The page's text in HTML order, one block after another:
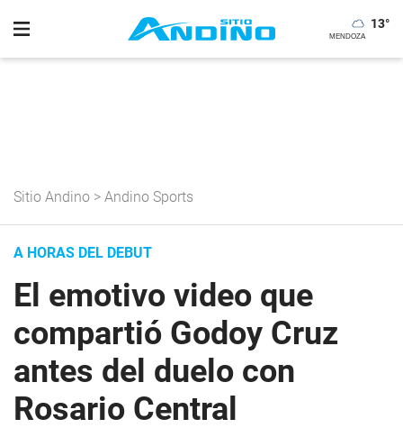
13°
Sitio Andino > Andino Sports
A HORAS DEL DEBUT
El emotivo video que
compartió Godoy Cruz
antes del duelo con
Rosario Central